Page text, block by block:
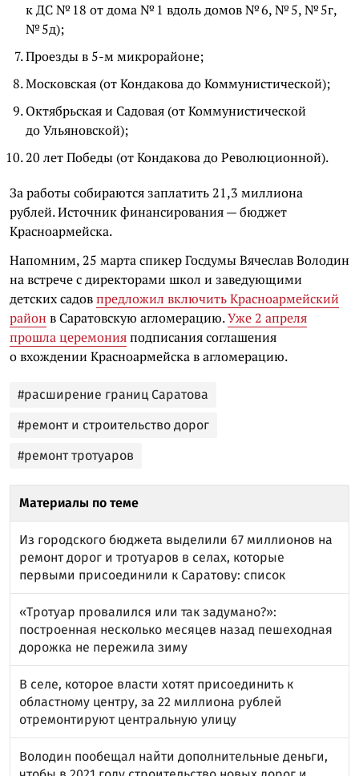
к ДС № 18 от дома № 1 вдоль домов № 6, № 5, № 5г,
№ 5д);
Проезды в 5-м микрорайоне;
Московская (от Кондакова до Коммунистической);
Октябрьская и Садовая (от Коммунистической
до Ульяновской);
20 лет Победы (от Кондакова до Революционной).
За работы собираются заплатить 21,3 миллиона
рублей. Источник финансирования — бюджет
Красноармейска.
Напомним, 25 марта спикер Госдумы Вячеслав Володин
на встрече с директорами школ и заведующими
детских садовпредложил включить Красноармейский
район в Саратовскую агломерацию.Уже 2 апреля
прошла церемонияподписания соглашения
о вхождении Красноармейска в агломерацию.
#расширение границ Саратова
#ремонт и строительство дорог
#ремонт тротуаров
Материалы по теме
Из городского бюджета выделили 67 миллионов на
ремонт дорог и тротуаров в селах, которые
первыми присоединили к Саратову: список
«Тротуар провалился или так задумано?»:
построенная несколько месяцев назад пешеходная
дорожка не пережила зиму
В селе, которое власти хотят присоединить к
областному центру, за 22 миллиона рублей
отремонтируют центральную улицу
Володин пообещал найти дополнительные деньги,